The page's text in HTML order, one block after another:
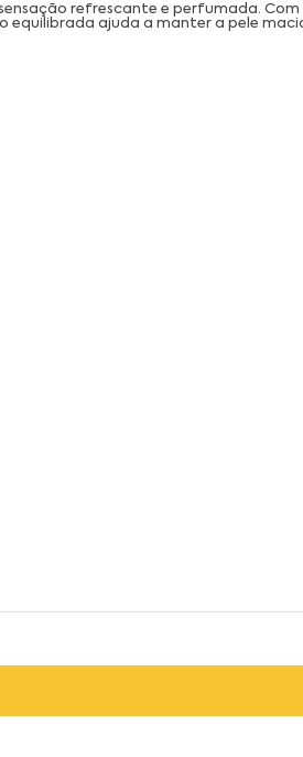
refrescante e perfumada.
equilibrada ajuda a manter a pele